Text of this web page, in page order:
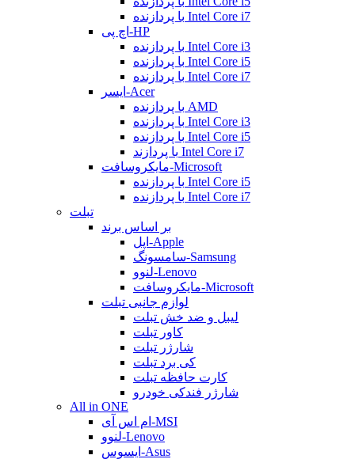
با پردازنده Intel Core i7
اچ پی-HP
با پردازنده Intel Core i3
با پردازنده Intel Core i5
با پردازنده Intel Core i7
ایسر-Acer
با پردازنده AMD
با پردازنده Intel Core i3
با پردازنده Intel Core i5
با پردازند Intel Core i7
مایکروسافت-Microsoft
با پردازنده Intel Core i5
با پردازنده Intel Core i7
تبلت
بر اساس برند
اپل-Apple
سامسونگ-Samsung
لنوو-Lenovo
مایکروسافت-Microsoft
لوازم جانبی تبلت
لیبل و ضد خش تبلت
کاور تبلت
شارژر تبلت
کی برد تبلت
کارت حافظه تبلت
شارژر فندکی خودرو
All in ONE
ام اس آی-MSI
لنوو-Lenovo
ایسوس-Asus